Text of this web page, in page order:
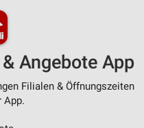
Angebote App
Filialen & Öffnungszeiten
App.